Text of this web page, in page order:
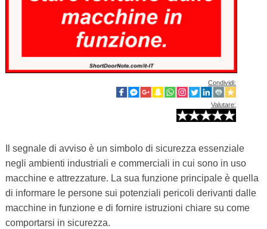
Condividi:
Valutare:
Il segnale di avviso è un simbolo di sicurezza essenziale
negli ambienti industriali e commerciali in cui sono in uso
macchine e attrezzature. La sua funzione principale è quella
di informare le persone sui potenziali pericoli derivanti dalle
macchine in funzione e di fornire istruzioni chiare su come
comportarsi in sicurezza.